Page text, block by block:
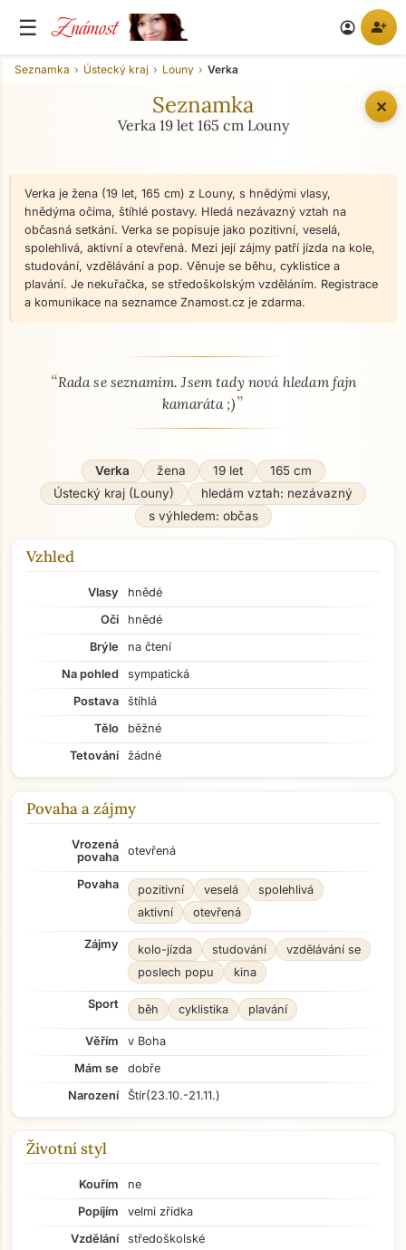
☰ Známost account_circle person_add
✕
Seznamka Ústecký kraj Louny Verka
Seznamka
Verka 19 let 165 cm Louny
Verka je žena (19 let, 165 cm) z Louny, s hnědými vlasy,
hnědýma očima, štíhlé postavy. Hledá nezávazný vztah na
občasná setkání. Verka se popisuje jako pozitivní, veselá,
spolehlivá, aktivní a otevřená. Mezi její zájmy patří jízda na kole,
studování, vzdělávání a pop. Věnuje se běhu, cyklistice a
plavání. Je nekuřačka, se středoškolským vzděláním. Registrace
a komunikace na seznamce Znamost.cz je zdarma.
O mně - seznamka profil
“Rada se seznamim. Jsem tady nová hledam fajn
kamaráta ;)”
Verka žena 19 let
165 cm
Ústecký kraj (Louny)
hledám vztah: nezávazný
s výhledem: občas
Vzhled
Vlasy
hnědé
Oči
hnědé
Brýle
na čtení
Na pohled
sympatická
Postava
štíhlá
Tělo
běžné
Tetování
žádné
Povaha a zájmy
Vrozená
povaha
otevřená
Povaha pozitivní veselá
spolehlivá
aktivní
otevřená
Zájmy kolo-jízda studování
vzdělávání se
poslech popu
kina
Sport běh cyklistika plavání
Věřím
v Boha
Mám se
dobře
Narození
Štír(23.10.-21.11.)
Životní styl
Kouřím
ne
Popíjím
velmi zřídka
Vzdělání
středoškolské